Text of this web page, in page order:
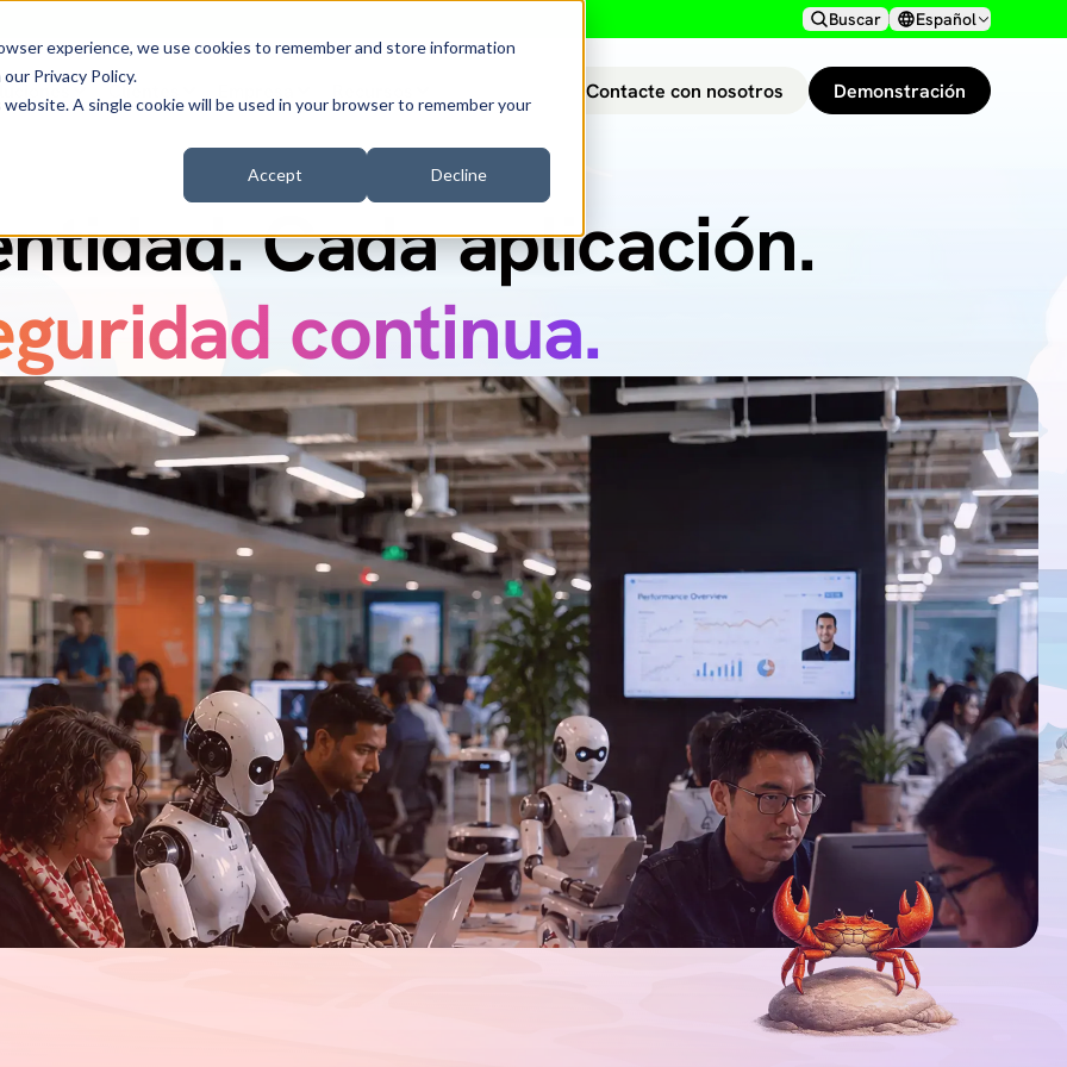
experience, we use cookies to remember and store information
our Privacy Policy.
A single cookie will be used in your browser to remember your
Accept Decline
Buscar Español
Clientes Contacte con nosotros Demonstración
Zuma.
las identidades de IA.
Cada aplicación.
continua.